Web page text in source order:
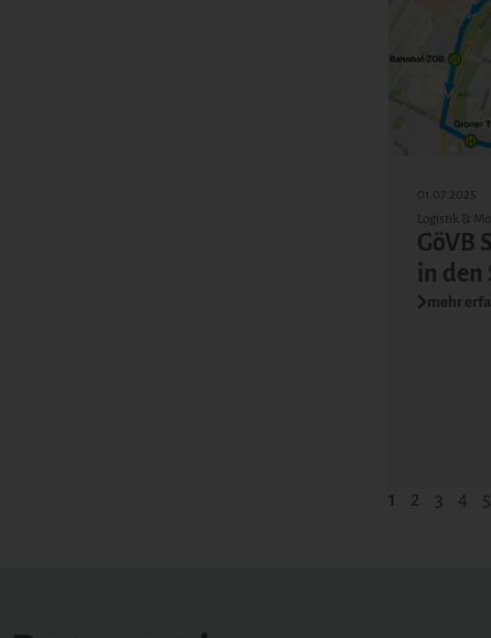
01.07.2025
Logistik &
GöVB
in den
mehr
1 2 3 4 5